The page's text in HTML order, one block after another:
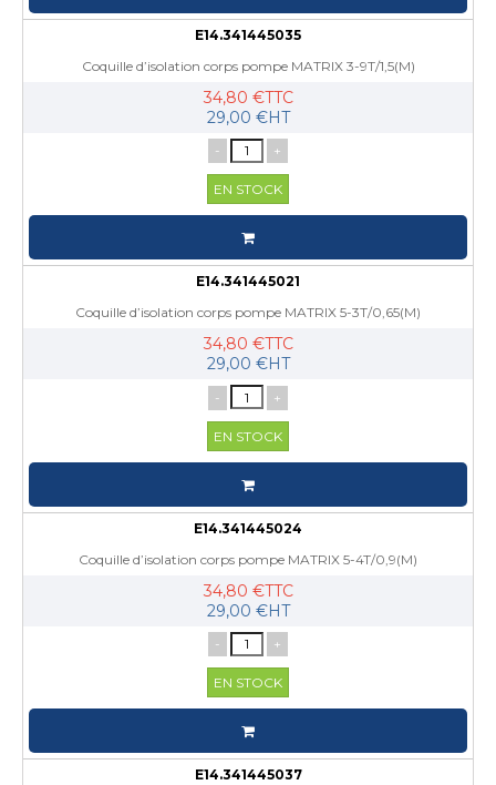
E14.341445035
Coquille d’isolation corps pompe MATRIX 3-9T/1,5(M)
34,80 €TTC
29,00 €HT
- +
EN STOCK
E14.341445021
Coquille d’isolation corps pompe MATRIX 5-3T/0,65(M)
34,80 €TTC
29,00 €HT
- +
EN STOCK
E14.341445024
Coquille d’isolation corps pompe MATRIX 5-4T/0,9(M)
34,80 €TTC
29,00 €HT
- +
EN STOCK
E14.341445037